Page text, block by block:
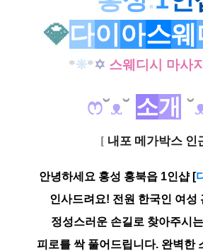
💎다이아스웨
*❊*✡ 스웨디시 마사지
ෆ˘ᴥ˘ 소개 ˘
[ 내포 메가박스 인
안녕하세요 홍성 홍북읍 1인샵 [
인사드려요! 전원 한국인 여성
정성스러운 손길로 찾아주시
피로를 싹 풀어드립니다. 완벽한